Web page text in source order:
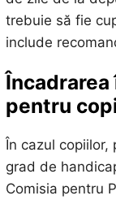
trebuie să fie
include
pentru
În cazul copiilor,
grad de
Comisia pentru